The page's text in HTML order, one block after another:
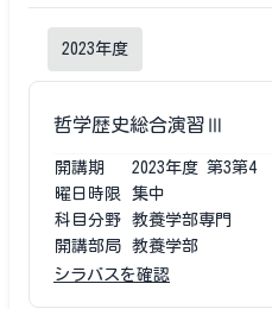
2023年度
哲学歴史総合演習Ⅲ
開講期 2023年度 第3第4
曜日時限
集中
科目分野
教養学部専門
開講部局
教養学部
シラバスを確認